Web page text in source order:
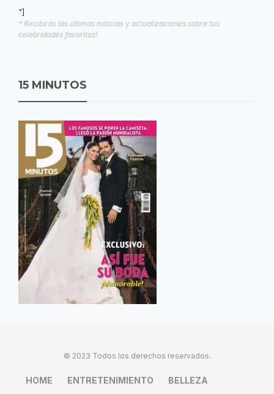
"]
* Recibirás las últimas noticias y actualizaciones sobre tus
celebridades favoritas!
15 MINUTOS
© 2023 Todos los derechos reservados.
HOME ENTRETENIMIENTO BELLEZA